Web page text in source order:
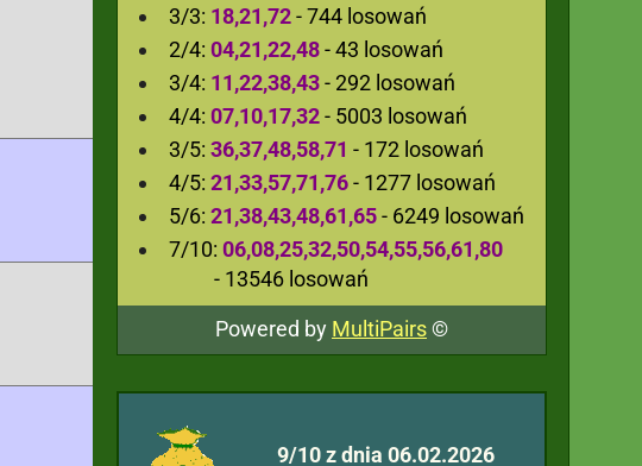
3/3: 18,21,72- 744 losowań
2/4: 04,21,22,48- 43 losowań
3/4: 11,22,38,43- 292 losowań
4/4: 07,10,17,32- 5003 losowań
3/5: 36,37,48,58,71 - 172 losowań
4/5: 21,33,57,71,76- 1277 losowań
5/6: 21,38,43,48,61,65- 6249 losowań
7/10: 06,08,25,32,50,54,55,56,61,80
- 13546 losowań
Powered by MultiPairs©
9/10 z dnia 06.02.2026